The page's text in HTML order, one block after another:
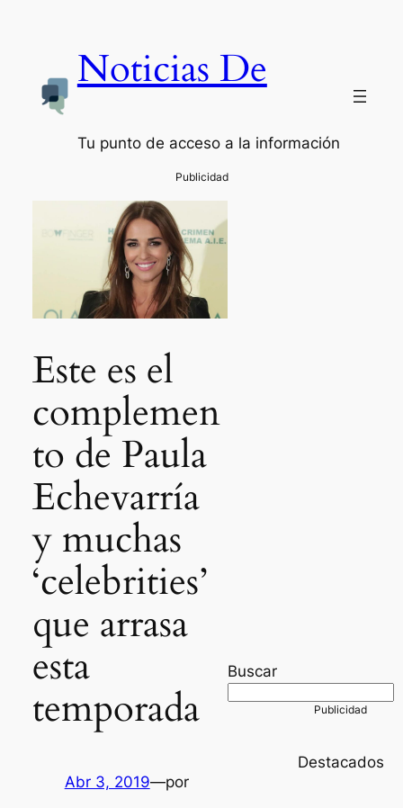
Noticias De
Tu punto de acceso a la información
Este es el
complemen
to de Paula
Echevarría
y muchas
‘celebrities’
que arrasa
esta
temporada
Abr 3, 2019—por
Buscar
Destacados